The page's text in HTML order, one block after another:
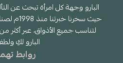
البارو وجهة كل امرأة تبحث عن
حيث سخرنا
البارو لكِ
روابط